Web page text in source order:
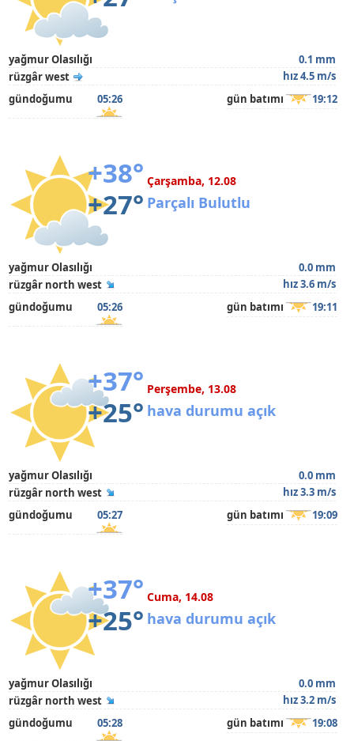
yağmur Olasılığı
0.1 mm
rüzgâr west
hız 4.5 m/s
gündoğumu
05:26 gün batımı 19:12
+38°
+27°
Çarşamba, 12.08
Parçalı Bulutlu
yağmur Olasılığı
0.0 mm
rüzgâr north west
hız 3.6 m/s
gündoğumu
05:26 gün batımı 19:11
+37°
+25°
Perşembe, 13.08
hava durumu açık
yağmur Olasılığı
0.0 mm
rüzgâr north west
hız 3.3 m/s
gündoğumu
05:27 gün batımı 19:09
+37°
+25°
Cuma, 14.08
hava durumu açık
yağmur Olasılığı
0.0 mm
rüzgâr north west
hız 3.2 m/s
gündoğumu
05:28 gün batımı 19:08